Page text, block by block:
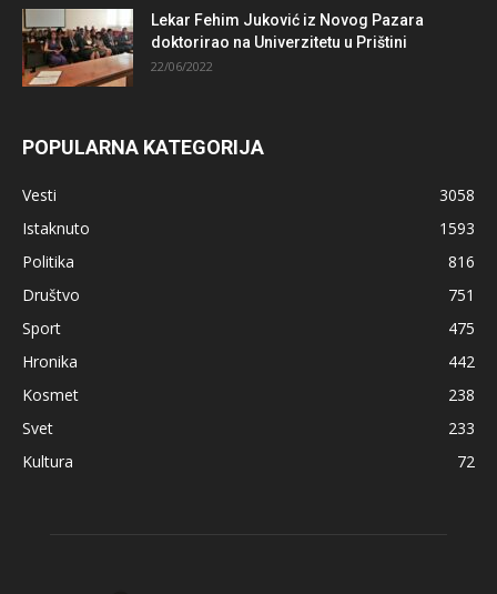
Lekar Fehim Juković iz Novog Pazara
doktorirao na Univerzitetu u Prištini
22/06/2022
POPULARNA KATEGORIJA
Vesti
3058
Istaknuto
1593
Politika
816
Društvo
751
Sport
475
Hronika
442
Kosmet
238
Svet
233
Kultura
72